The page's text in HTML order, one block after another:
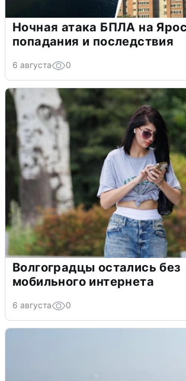
Ночная атака БПЛА на
попадания и последствия
6 августа 0
Волгоградцы остались без
мобильного интернета
6 августа 0